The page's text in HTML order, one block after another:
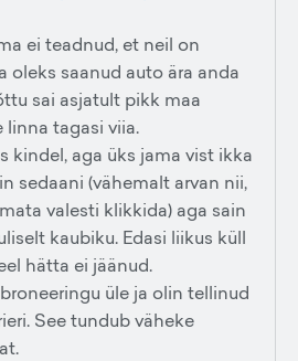
ei teadnud, et neil on
oleks saanud auto ära anda
sai asjatult pikk maa
linna tagasi viia.
kindel, aga üks jama vist ikka
sedaani (vähemalt arvan nii,
valesti klikkida) aga sain
kaubiku. Edasi liikus küll
hätta ei jäänud.
üle ja olin tellinud
See tundub väheke